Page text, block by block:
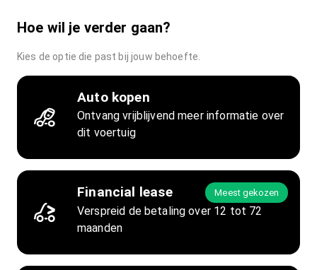
Hoe wil je verder gaan?
Kies de optie die past bij jouw behoefte.
Auto kopen
Ontvang vrijblijvend meer informatie over
dit voertuig
Financial lease Meest gekozen
Verspreid de betaling over 12 tot 72
maanden